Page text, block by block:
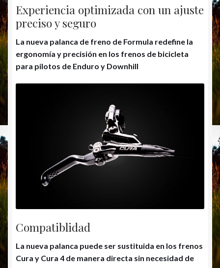
Experiencia optimizada con un ajuste
preciso y seguro
La nueva palanca de freno de Formula redefine la
ergonomía y precisión en los frenos de bicicleta
para pilotos de Enduro y Downhill
Compatiblidad
La nueva palanca puede ser sustituida en los frenos
Cura y Cura 4 de manera directa sin necesidad de